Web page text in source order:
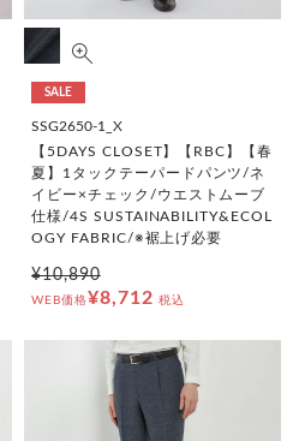
SALE
SSG2650-1_X
【5DAYS CLOSET】【RBC】【春
夏】1タックテーパードパンツ/ネ
イビー×チェック/ウエストムーブ
仕様/4S SUSTAINABILITY&ECOL
OGY FABRIC/※裾上げ必要
¥10,890
WEB価格¥8,712 税込